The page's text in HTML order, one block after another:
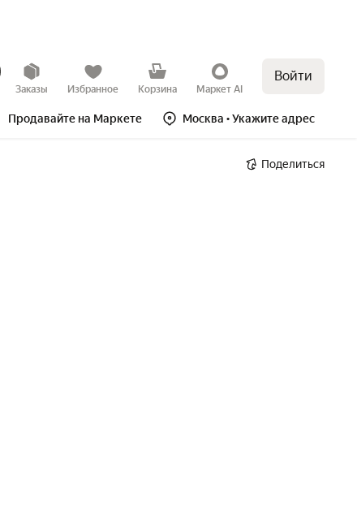
Заказы Избранное Корзина Маркет AI
Войти
Продавайте на Маркете Москва • Укажите адрес
Поделиться